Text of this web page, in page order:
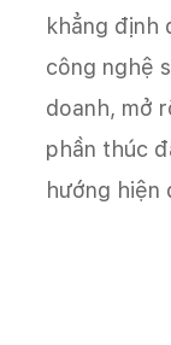
khẳng định
công nghệ
doanh, mở
phần thúc
hướng hiện